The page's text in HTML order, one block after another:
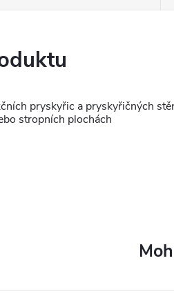
pryskyřic a pryskyřičných
stropních plochách